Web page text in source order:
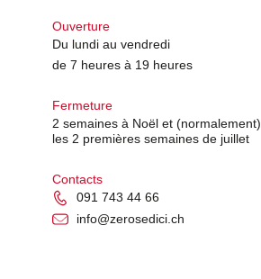
Ouverture
Du lundi au vendredi
de 7 heures à 19 heures
Fermeture
2 semaines à Noël et (normalement)
les 2 premières semaines de juillet
Contacts
091 743 44 66
info@zerosedici.ch